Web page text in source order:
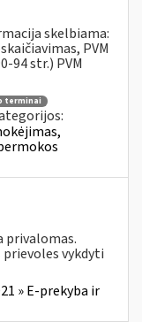
skelbiama:
PVM
94 str.) PVM
terminai
privalomas.
vykdyti
» E-prekyba ir